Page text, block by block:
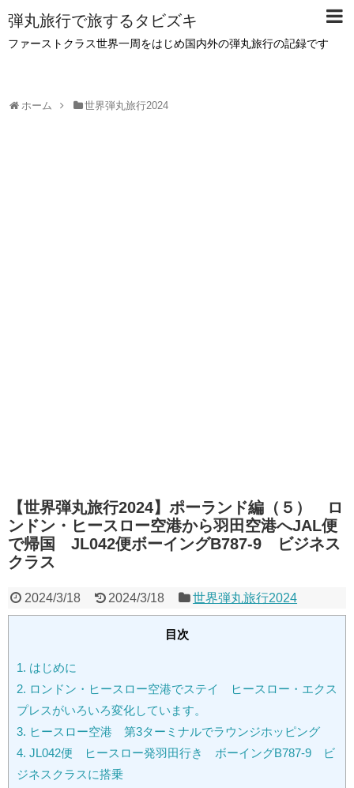
弾丸旅行で旅するタビズキ
ファーストクラス世界一周をはじめ国内外の弾丸旅行の記録です
ホーム 世界弾丸旅行2024
【世界弾丸旅行2024】ポーランド編（５） ロ
ンドン・ヒースロー空港から羽田空港へJAL便
で帰国 JL042便ボーイングB787-9 ビジネス
クラス
2024/3/18 2024/3/18 世界弾丸旅行2024
目次
1. はじめに
2. ロンドン・ヒースロー空港でステイ ヒースロー・エクス
プレスがいろいろ変化しています。
3. ヒースロー空港 第3ターミナルでラウンジホッピング
4. JL042便 ヒースロー発羽田行き ボーイングB787-9 ビ
ジネスクラスに搭乗